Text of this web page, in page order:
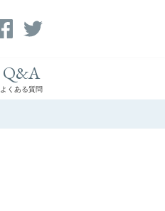
Q&A
よくある質問